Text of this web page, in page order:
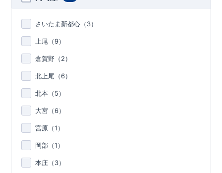
さいたま新都心（3）
上尾（9）
倉賀野（2）
北上尾（6）
北本（5）
大宮（6）
宮原（1）
岡部（1）
本庄（3）